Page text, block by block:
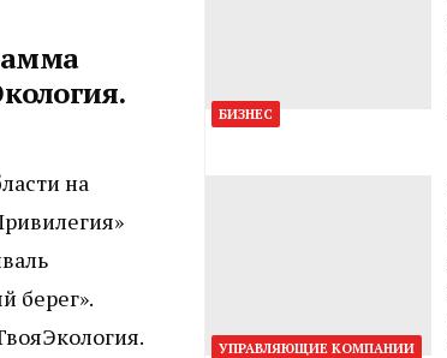
на
берег».
БИЗНЕС
УПРАВЛЯЮЩИЕ КОМПАНИИ